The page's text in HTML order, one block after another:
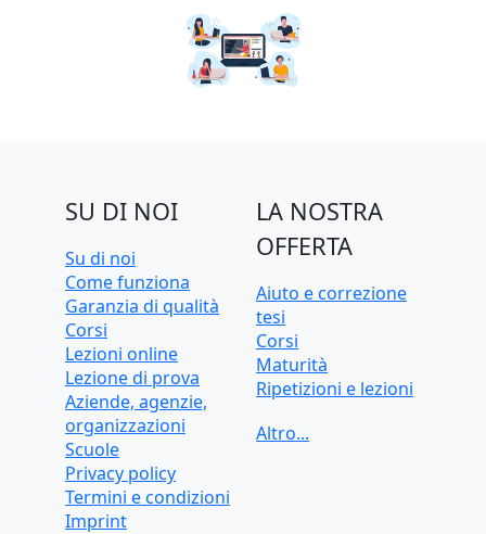
SU DI NOI
Su di noi
Come funziona
Garanzia di qualità
Corsi
Lezioni online
Lezione di prova
Aziende, agenzie,
organizzazioni
Scuole
Privacy policy
Termini e condizioni
Imprint
LA NOSTRA
OFFERTA
Aiuto e correzione
tesi
Corsi
Maturità
Ripetizioni e lezioni
online